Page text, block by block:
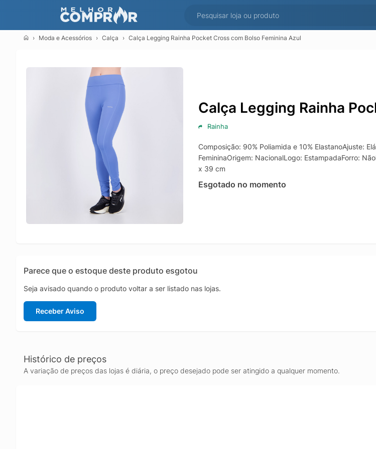
Moda e Acessórios Calça Calça Legging Rainha Pocket Cross com Bolso Feminina Azul
Calça Legging Rainha
Rainha
Composição: 90% Poliamida e 10% ElastanoAjuste:
FemininaOrigem: NacionalLogo: EstampadaForro:
x 39 cm
Esgotado no momento
Parece que o estoque deste produto esgotou
Seja avisado quando o produto voltar a ser listado nas lojas.
Receber Aviso
Histórico de preços
A variação de preços das lojas é diária, o preço desejado pode ser atingido a qualquer momento.